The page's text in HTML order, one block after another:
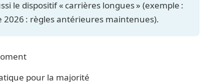
le dispositif « carrières longues » (exemple :
: règles antérieures maintenues).
pour la majorité